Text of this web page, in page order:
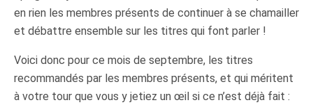
en rien les membres présents de continuer à se chamailler
et débattre ensemble sur les titres qui font parler !
Voici donc pour ce mois de septembre, les titres
recommandés par les membres présents, et qui méritent
à votre tour que vous y jetiez un œil si ce n’est déjà fait :